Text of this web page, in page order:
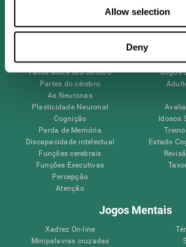
Allow selection
Deny
Mente
Fatos sobre seu cérebro
Partes do cérebro
As Neuronas
Plasticidade Neuronal
Cognição
Perda de Memória
Discapacidade intelectual
Funções cerebrais
Funções Executivas
Percepção
Atenção
Validação
Jogos
Idosos
Estado
Jogos Mentais
Xadrez On-line
Minipalavras cruzadas